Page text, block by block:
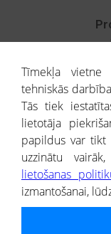
® CREDITREFORM
SIA
Tīmekļa vietne
tehniskās
Tās tiek
lietotāja
papildus var tikt
uzzinātu
lietošanas
izmantošanai,